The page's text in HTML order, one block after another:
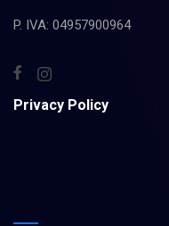
P. IVA: 04957900964
Privacy Policy